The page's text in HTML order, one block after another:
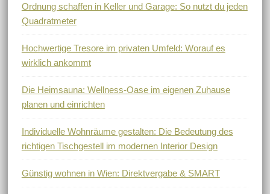
Ordnung schaffen in Keller und Garage: So nutzt du jeden
Quadratmeter
Hochwertige Tresore im privaten Umfeld: Worauf es
wirklich ankommt
Die Heimsauna: Wellness-Oase im eigenen Zuhause
planen und einrichten
Individuelle Wohnräume gestalten: Die Bedeutung des
richtigen Tischgestell im modernen Interior Design
Günstig wohnen in Wien: Direktvergabe & SMART